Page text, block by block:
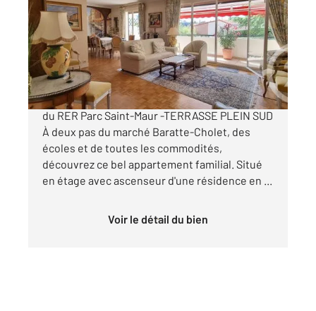
Ref : 921
Appartement F5 à vendre
545 000 €
QUARTIER RECHERCHÉ ADAMVILLE À 900 m
du RER Parc Saint-Maur -TERRASSE PLEIN SUD
À deux pas du marché Baratte-Cholet, des
écoles et de toutes les commodités,
découvrez ce bel appartement familial. Situé
en étage avec ascenseur d'une résidence en ...
Voir le détail du bien